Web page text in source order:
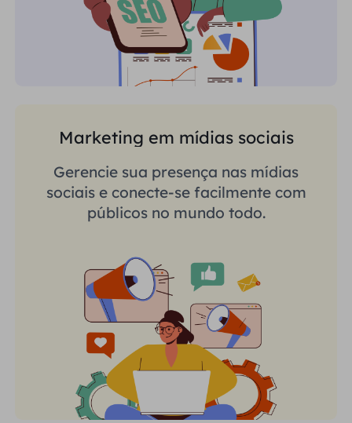
Marketing em mídias sociais
Gerencie sua presença nas mídias
sociais e conecte-se facilmente com
públicos no mundo todo.